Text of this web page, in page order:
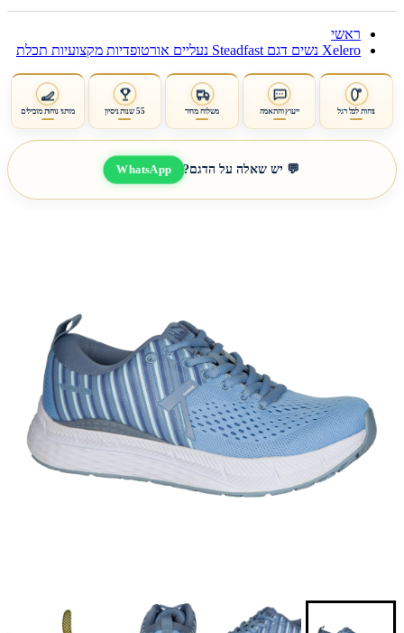
ראשי
Xelero נשים דגם Steadfast נעליים אורטופדיות מקצועיות תכלת
נוחות לכל רגל ייעוץ והתאמה משלוח מהיר 55 שנות ניסיון מותגי נוחות מובילים
💬 יש שאלה על הדגם? WhatsApp